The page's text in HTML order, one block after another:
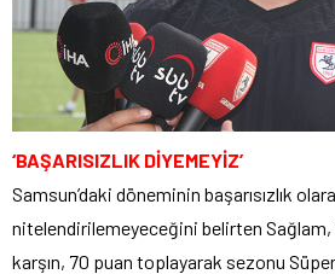
‘BAŞARISIZLIK DİYEMEYİZ’
Samsun’daki döneminin başarısızlık
nitelendirilemeyeceğini belirten Sağlam,
karşın, 70 puan toplayarak sezonu